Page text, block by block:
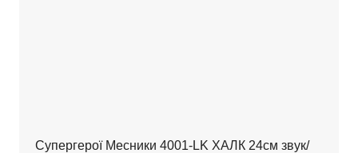
Супергерої Месники 4001-LK ХАЛК 24см звук/